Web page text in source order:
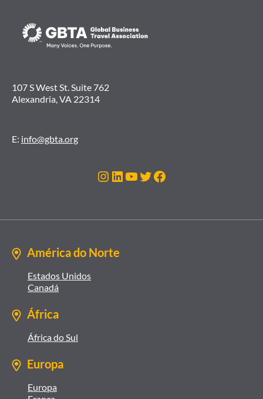
107 S West St. Suite 762
Alexandria, VA 22314
E: info@gbta.org
Instagram
LinkedIn
Youtube
Twitter
Facebook
América do Norte
Estados Unidos
Canadá
África
África do Sul
Europa
Europa